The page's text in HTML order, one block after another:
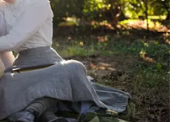
peněz
zrušený